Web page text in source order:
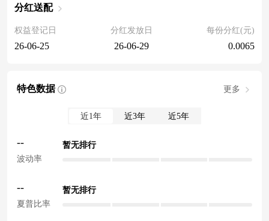
分红送配
权益登记日
26-06-25
分红发放日
26-06-29
每份分红(元)
0.0065
特色数据 更多
近1年 近3年 近5年
--
波动率
暂无排行
--
夏普比率
暂无排行